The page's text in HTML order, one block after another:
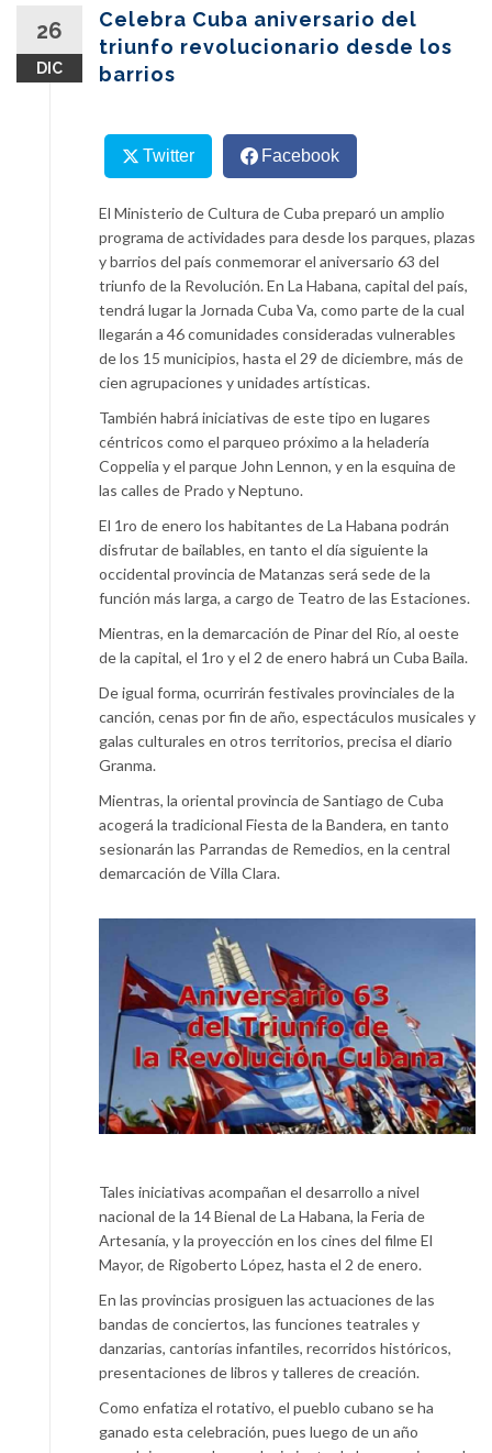
26
DIC
Celebra Cuba aniversario del
triunfo revolucionario desde los
barrios
Twitter Facebook
El Ministerio de Cultura de Cuba preparó un amplio
programa de actividades para desde los parques, plazas
y barrios del país conmemorar el aniversario 63 del
triunfo de la Revolución. En La Habana, capital del país,
tendrá lugar la Jornada Cuba Va, como parte de la cual
llegarán a 46 comunidades consideradas vulnerables
de los 15 municipios, hasta el 29 de diciembre, más de
cien agrupaciones y unidades artísticas.
También habrá iniciativas de este tipo en lugares
céntricos como el parqueo próximo a la heladería
Coppelia y el parque John Lennon, y en la esquina de
las calles de Prado y Neptuno.
El 1ro de enero los habitantes de La Habana podrán
disfrutar de bailables, en tanto el día siguiente la
occidental provincia de Matanzas será sede de la
función más larga, a cargo de Teatro de las Estaciones.
Mientras, en la demarcación de Pinar del Río, al oeste
de la capital, el 1ro y el 2 de enero habrá un Cuba Baila.
De igual forma, ocurrirán festivales provinciales de la
canción, cenas por fin de año, espectáculos musicales y
galas culturales en otros territorios, precisa el diario
Granma.
Mientras, la oriental provincia de Santiago de Cuba
acogerá la tradicional Fiesta de la Bandera, en tanto
sesionarán las Parrandas de Remedios, en la central
demarcación de Villa Clara.
Tales iniciativas acompañan el desarrollo a nivel
nacional de la 14 Bienal de La Habana, la Feria de
Artesanía, y la proyección en los cines del filme El
Mayor, de Rigoberto López, hasta el 2 de enero.
En las provincias prosiguen las actuaciones de las
bandas de conciertos, las funciones teatrales y
danzarias, cantorías infantiles, recorridos históricos,
presentaciones de libros y talleres de creación.
Como enfatiza el rotativo, el pueblo cubano se ha
ganado esta celebración, pues luego de un año